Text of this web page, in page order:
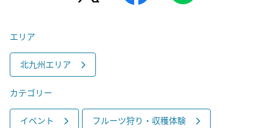
エリア
北九州エリア
カテゴリー
イベント フルーツ狩り・収穫体験